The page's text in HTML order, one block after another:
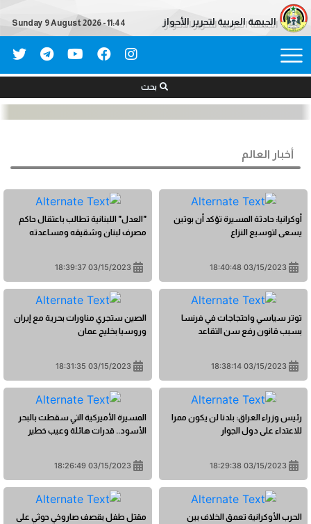
الجبهة العربية لتحرير الأحواز Sunday 9 August 2026 - 11:44
بحث
أخبار العالم
أوكرانيا: حادثة المسيرة تؤكد أن بوتين
يسعى لتوسيع النزاع
03/15/2023 18:40:48
"العدل" اللبنانية تطالب باعتقال حاكم
مصرف لبنان وشقيقه ومساعدته
03/15/2023 18:39:37
توتر سياسي واحتجاجات في فرنسا
بسبب قانون رفع سن التقاعد
03/15/2023 18:38:14
الصين ستجري مناورات بحرية مع إيران
وروسيا بخليج عمان
03/15/2023 18:31:35
رئيس وزراء العراق: بلدنا لن يكون ممرا
للاعتداء على دول الجوار
03/15/2023 18:29:38
المسيرة الأميركية التي سقطت بالبحر
الأسود.. قدرات هائلة وعيب خطير
03/15/2023 18:26:49
الحرب الأوكرانية تعمق الخلاف بين
مقتل طفل بقصف صاروخي حوثي على